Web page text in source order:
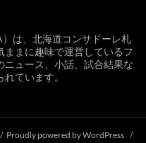
は、北海道コンサドーレ札
まに趣味で運営しているフ
ニュース、小話、試合結果な
ています。
Proudly powered by WordPress